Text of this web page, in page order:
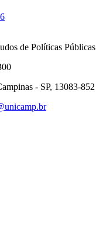
de Políticas Públicas
- SP, 13083-852